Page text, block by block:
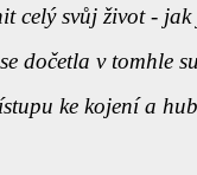
celý svůj život -
dočetla v tomhle
ke kojení a